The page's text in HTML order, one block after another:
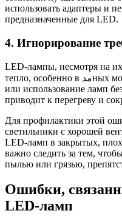
использовать адаптеры и
предназначенные для LED.
4. Игнорирование
LED-лампы, несмотря на
тепло, особенно в مدных моделях. Неправильная установка
или использование ламп
приводит к перегреву и
Для профилактики этой
светильники с хорошей
LED-ламп в закрытых,
важно следить за тем,
пылью или грязью,
Ошибки,
LED-ламп